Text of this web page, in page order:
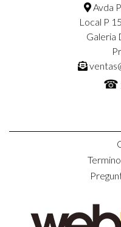
Avda
Local P
Galeria
☎